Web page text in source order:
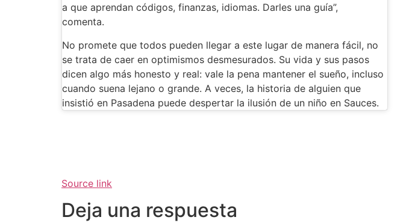
a que aprendan códigos, finanzas, idiomas. Darles una guía”,
comenta.
No promete que todos pueden llegar a este lugar de manera fácil, no
se trata de caer en optimismos desmesurados. Su vida y sus pasos
dicen algo más honesto y real: vale la pena mantener el sueño, incluso
cuando suena lejano o grande. A veces, la historia de alguien que
insistió en Pasadena puede despertar la ilusión de un niño en Sauces.
Source link
Deja una respuesta